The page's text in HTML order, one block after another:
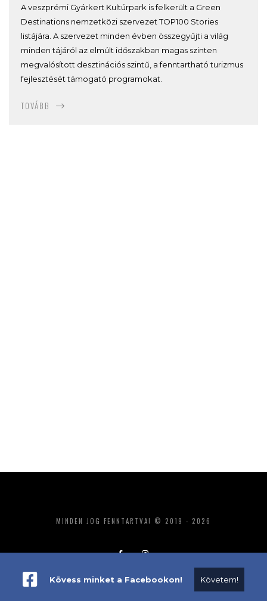
A veszprémi Gyárkert Kultúrpark is felkerült a Green
Destinations nemzetközi szervezet TOP100 Stories
listájára. A szervezet minden évben összegyűjti a világ
minden tájáról az elmúlt időszakban magas szinten
megvalósított desztinációs szintű, a fenntartható turizmus
fejlesztését támogató programokat.
TOVÁBB
MINDEN JOG FENNTARTVA! © 2019 - 2026
ADATKEZELÉS IMPRESSZUM MÉDIAAJÁNLAT
Kövess minket a Facebookon! Követem!